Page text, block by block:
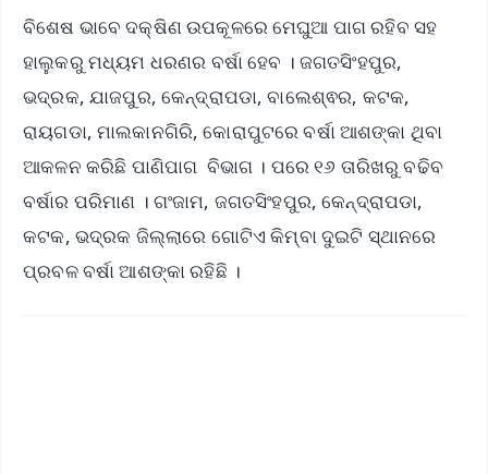
ବିଶେଷ ଭାବେ ଦକ୍ଷିଣ ଉପକୂଳରେ ମେଘୁଆ ପାଗ ରହିବ ସହ
ହାଲୁକରୁ ମଧ୍ୟମ ଧରଣର ବର୍ଷା ହେବ । ଜଗତସିଂହପୁର,
ଭଦ୍ରକ, ଯାଜପୁର, କେନ୍ଦ୍ରାପଡା, ବାଲେଶ୍ଵର, କଟକ,
ରାୟଗଡା, ମାଲକାନଗିରି, କୋରାପୁଟରେ ବର୍ଷା ଆଶଙ୍କା ଥିବା
ଆକଳନ କରିଛି ପାଣିପାଗ ବିଭାଗ । ପରେ ୧୬ ତାରିଖରୁ ବଢିବ
ବର୍ଷାର ପରିମାଣ । ଗଂଜାମ, ଜଗତସିଂହପୁର, କେନ୍ଦ୍ରାପଡା,
କଟକ, ଭଦ୍ରକ ଜିଲ୍ଲାରେ ଗୋଟିଏ କିମ୍ବା ଦୁଇଟି ସ୍ଥାନରେ
ପ୍ରବଳ ବର୍ଷା ଆଶଙ୍କା ରହିଛି ।